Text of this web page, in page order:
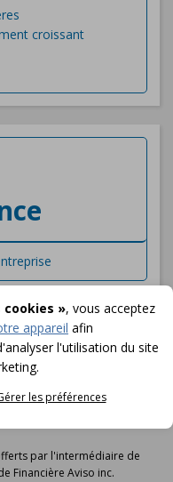
cookies », vous acceptez
appareil afin
l'utilisation du site
les préférences
croissant
titres sont offerts par
de Financière Aviso inc.
de placement, les
pas assurés par la Société
organisme public
les coopératives
par l'intermédiaire de
Financière Aviso inc.